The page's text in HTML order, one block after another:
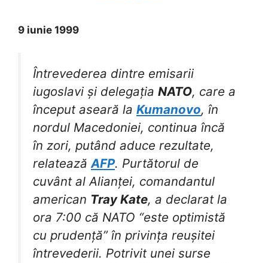
9 iunie 1999
Întrevederea dintre emisarii
iugoslavi și delegația NATO, care a
început aseară la Kumanovo, în
nordul Macedoniei, continua încă
în zori, putând aduce rezultate,
relateazăAFP. Purtătorul de
cuvânt al Alianței, comandantul
american Tray Kate, a declarat la
ora 7:00 că NATO “este optimistă
cu prudență” în privința reușitei
întrevederii. Potrivit unei surse